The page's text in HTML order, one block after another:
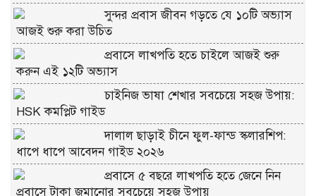
সুন্দর প্রবাস জীবন গড়তে যে ১০টি অভ্যাস
আজই শুরু করা উচিত
প্রবাসে লাখপতি হতে চাইলে আজই শুরু
করুন এই ১২টি অভ্যাস
চাইনিজ ভাষা শেখার সবচেয়ে সহজ উপায়:
HSK কমপ্লিট গাইড
দালাল ছাড়াই চীনে ফুল-ফান্ড স্কলারশিপ:
ধাপে ধাপে আবেদন গাইড ২০২৬
প্রবাসে ৫ বছরে লাখপতি হতে জেনে নিন
প্রবাসে টাকা জমানোর সবচেয়ে সহজ উপায়